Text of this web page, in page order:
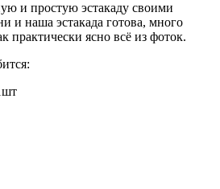
и простую эстакаду своими
и наша эстакада готова, много
практически ясно всё из фоток.